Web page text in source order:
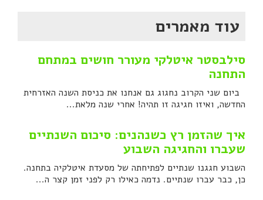
עוד מאמרים
סילבסטר איטלקי מעורר חושים במתחם
התחנה
ביום שני הקרוב נחגוג גם אנחנו את כניסת השנה האזרחית
החדשה, ואיזו חגיגה זו תהיה! אחרי שנה מלאת...
איך שהזמן רץ כשנהנים: סיכום השנתיים
שעברו והחגיגה השבוע
השבוע חגגנו שנתיים לפתיחתה של מסעדת איטלקיה בתחנה.
כן, כבר עברו שנתיים. נדמה כאילו רק לפני זמן קצר ה...